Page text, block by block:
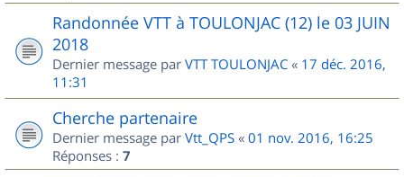
Randonnée VTT à TOULONJAC (12) le 03 JUIN
2018
Dernier message par VTT TOULONJAC « 17 déc. 2016,
11:31
Cherche partenaire
Dernier message par Vtt_QPS « 01 nov. 2016, 16:25
Réponses : 7